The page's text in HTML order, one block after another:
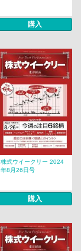
購入
株式ウイークリー 2024
年8月26日号
購入